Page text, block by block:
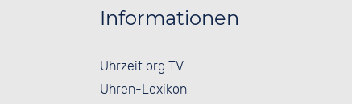
Informationen
Uhrzeit.org TV
Uhren-Lexikon